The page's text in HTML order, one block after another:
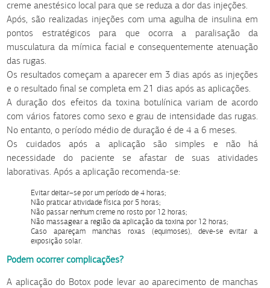
creme anestésico local para que se reduza a dor das injeções.
Após, são realizadas injeções com uma agulha de insulina em
pontos estratégicos para que ocorra a paralisação da
musculatura da mímica facial e consequentemente atenuação
das rugas.
Os resultados começam a aparecer em 3 dias após as injeções
e o resultado final se completa em 21 dias após as aplicações.
A duração dos efeitos da toxina botulínica variam de acordo
com vários fatores como sexo e grau de intensidade das rugas.
No entanto, o período médio de duração é de 4 a 6 meses.
Os cuidados após a aplicação são simples e não há
necessidade do paciente se afastar de suas atividades
laborativas. Após a aplicação recomenda-se:
Evitar deitar–se por um período de 4 horas;
Não praticar atividade física por 5 horas;
Não passar nenhum creme no rosto por 12 horas;
Não massagear a região da aplicação da toxina por 12 horas;
Caso apareçam manchas roxas (equimoses), deve-se evitar a
exposição solar.
Podem ocorrer complicações?
A aplicação do Botox pode levar ao aparecimento de manchas